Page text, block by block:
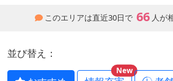
このエリアは直近30日で 66 人が
並び替え：
New